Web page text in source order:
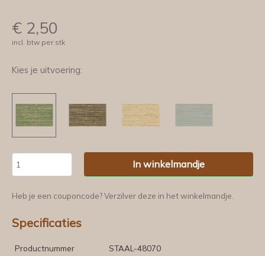
€ 2,50
incl. btw per stk
Kies je uitvoering:
In winkelmandje
Heb je een couponcode? Verzilver deze in het winkelmandje.
Specificaties
Productnummer
STAAL-48070